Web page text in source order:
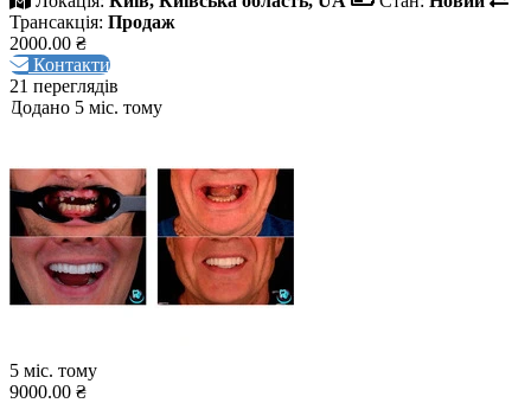
Трансакція: Продаж
2000.00 ₴
Контакти
21 переглядів
Додано 5 міс. тому
5 міс. тому
9000.00 ₴